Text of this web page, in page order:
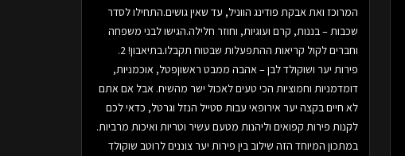
המרוכז ואת אבקת פודינג הווניל, עד שאין גושים.התחילו לסדר
שכבות – בננות, קרם ועוגיות, וחוזר חלילה.הגישו לבני משפחה
וחברים לקול קריאות ההתפעלות שבטוח תקבלו.בתיאבון! 2.
פירות יער ושוקולד לבן – אהבה ממבט ראשוןפטל, אוכמניות,
דומדמניות וחמוציות הכי טעים לאכול ישר מהשיח. אבל אם אתם
לא חיים בקצה יער אירופאי עבות סטייל הנזל וגרטל, כדאי לכם
לקנות פירות קפואים וליהנות מטעם עשיר וטריות ואיכות מרביות.
במתכון המיוחד הזה שילוב בין פירות יער צוננים לרוטב שוקולד